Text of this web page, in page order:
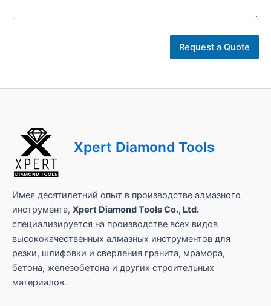
н
Request a Quote
Xpert Diamond Tools
Имея десятилетний опыт в производстве алмазного
инструмента, Xpert Diamond Tools Co., Ltd.
специализируется на производстве всех видов
высококачественных алмазных инструментов для
резки, шлифовки и сверления гранита, мрамора,
бетона, железобетона и других строительных
материалов.